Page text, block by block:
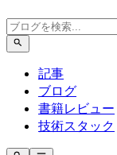
記事
ブログ
書籍レビュー
技術スタック